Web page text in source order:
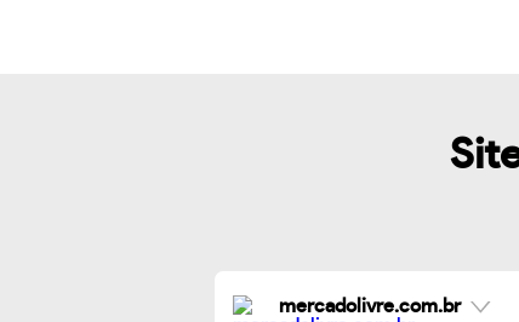
mercadolivre.com.br